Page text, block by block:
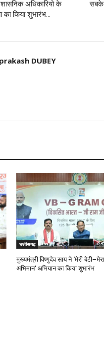
अधिकारियो के
का किया शुभारंभ…
सबके
DUBEY
छत्तीसगढ़
मुख्यमंत्री विष्णुदेव साय ने ‘मेरी बेटी–मेरा
अभिमान’ अभियान का किया शुभारंभ